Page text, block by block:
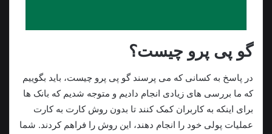
گو پی پرو چیست؟
در پاسخ به کسانی که می پرسند گو پی پرو چیست، باید بگوییم
که ما بررسی‌ های زیادی انجام دادیم و متوجه شدیم که بانک‌ ها
برای اینکه به کاربران کمک کنند تا بدون روش کارت به کارت
عملیات پولی خود را انجام دهند، این روش را فراهم کردند. شما